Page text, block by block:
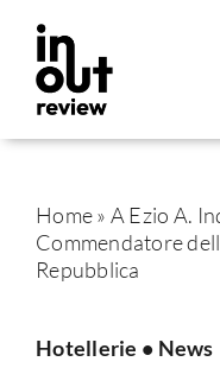
contenuto
per:
Home» A Ezio A.
Commendatore
Repubblica
Hotellerie • News